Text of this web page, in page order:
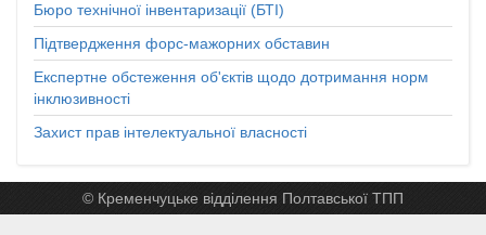
Бюро технічної інвентаризації (БТІ)
Підтвердження форс-мажорних обставин
Експертне обстеження об'єктів щодо дотримання норм
інклюзивності
Захист прав інтелектуальної власності
© Кременчуцьке відділення Полтавської ТПП